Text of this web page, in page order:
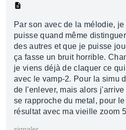
Par son avec de la mélodie,
puisse quand même
des autres et que je puisse
ça fasse un bruit horrible.
je viens déjà de claquer ce
avec le vamp-2. Pour la simu
de l'enlever, mais alors
se rapproche du metal, pour
résultat avec ma vieille zoom